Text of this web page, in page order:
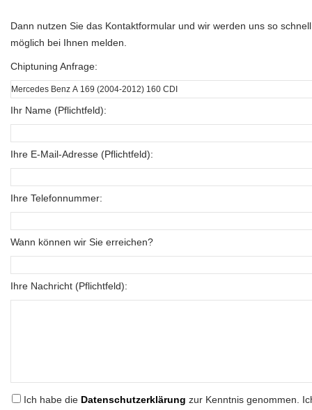
Dann nutzen Sie das Kontaktformular und wir werden uns so
möglich bei Ihnen melden.
Chiptuning Anfrage:
Ihr Name (Pflichtfeld):
Ihre E-Mail-Adresse (Pflichtfeld):
Ihre Telefonnummer:
Wann können wir Sie erreichen?
Ihre Nachricht (Pflichtfeld):
Ich habe die Datenschutzerklärung zur Kenntnis genommen.